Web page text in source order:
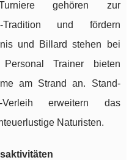
Turniere gehören zur
Tradition und fördern
und Billard stehen bei
Trainer bieten
am Strand an. Stand-
erweitern das
Naturisten.